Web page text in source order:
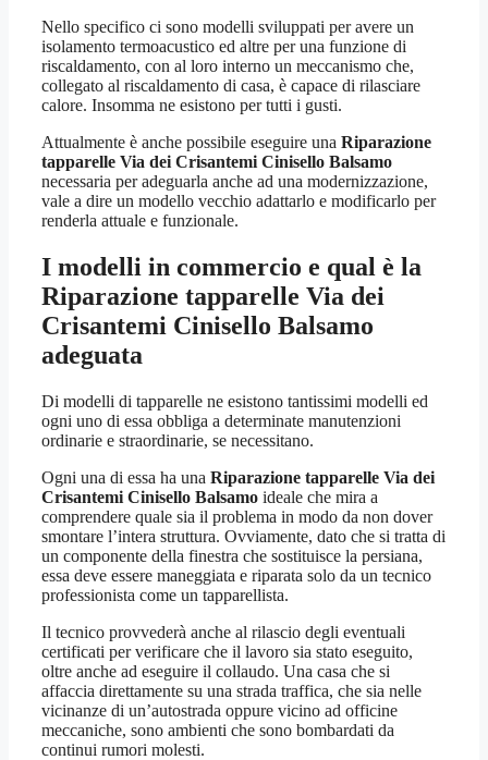
Nello specifico ci sono modelli sviluppati per avere un
isolamento termoacustico ed altre per una funzione di
riscaldamento, con al loro interno un meccanismo che,
collegato al riscaldamento di casa, è capace di rilasciare
calore. Insomma ne esistono per tutti i gusti.
Attualmente è anche possibile eseguire una Riparazione
tapparelle Via dei Crisantemi Cinisello Balsamo
necessaria per adeguarla anche ad una modernizzazione,
vale a dire un modello vecchio adattarlo e modificarlo per
renderla attuale e funzionale.
I modelli in commercio e qual è la
Riparazione tapparelle Via dei
Crisantemi Cinisello Balsamo
adeguata
Di modelli di tapparelle ne esistono tantissimi modelli ed
ogni uno di essa obbliga a determinate manutenzioni
ordinarie e straordinarie, se necessitano.
Ogni una di essa ha una Riparazione tapparelle Via dei
Crisantemi Cinisello Balsamo ideale che mira a
comprendere quale sia il problema in modo da non dover
smontare l’intera struttura. Ovviamente, dato che si tratta di
un componente della finestra che sostituisce la persiana,
essa deve essere maneggiata e riparata solo da un tecnico
professionista come un tapparellista.
Il tecnico provvederà anche al rilascio degli eventuali
certificati per verificare che il lavoro sia stato eseguito,
oltre anche ad eseguire il collaudo. Una casa che si
affaccia direttamente su una strada traffica, che sia nelle
vicinanze di un’autostrada oppure vicino ad officine
meccaniche, sono ambienti che sono bombardati da
continui rumori molesti.